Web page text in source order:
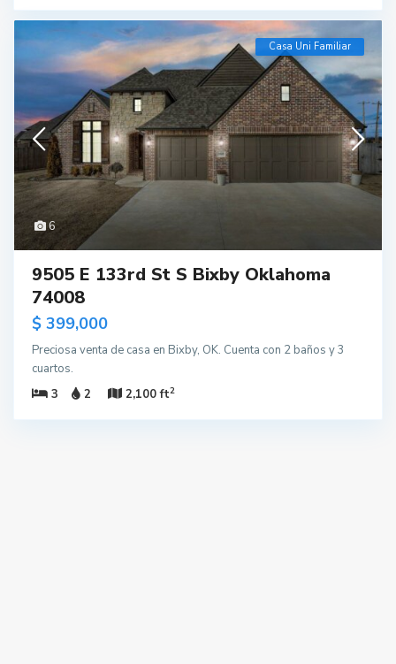
6
Casa Uni Familiar
9505 E 133rd St S Bixby Oklahoma
74008
$ 399,000
Preciosa venta de casa en Bixby, OK. Cuenta con 2 baños y 3
cuartos.
3
2 2,100 ft2